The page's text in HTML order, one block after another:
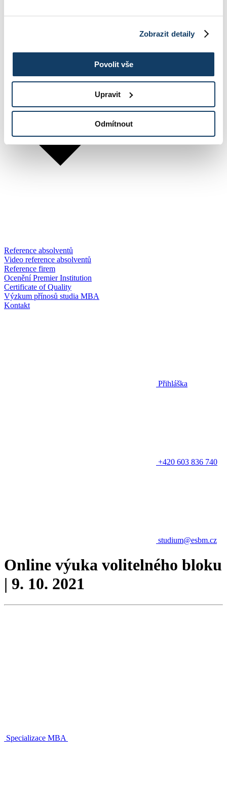
Zobrazit detaily
Povolit vše
Upravit
Odmítnout
Reference absolventů
Video reference absolventů
Reference firem
Ocenění Premier Institution
Certificate of Quality
Výzkum přínosů studia MBA
Kontakt
Přihláška
+420 603 836 740
studium@esbm.cz
Online výuka volitelného bloku
| 9. 10. 2021
Specializace MBA